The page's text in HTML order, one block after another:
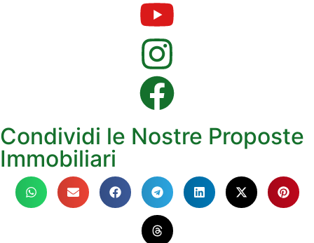
Condividi le Nostre Proposte
Immobiliari